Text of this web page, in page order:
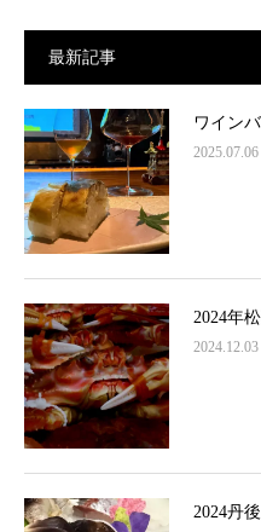
最新記事
ワイン
2025.07.06
2024年
2024.12.03
2024丹